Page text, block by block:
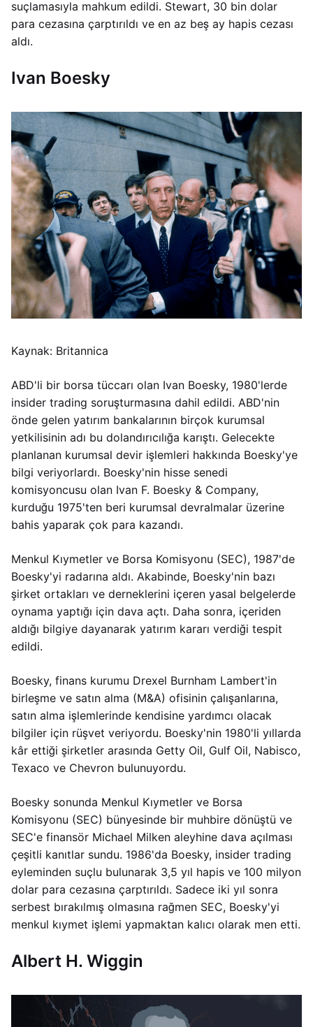
suçlamasıyla mahkum edildi. Stewart, 30 bin dolar
para cezasına çarptırıldı ve en az beş ay hapis cezası
aldı.
Ivan Boesky
Kaynak: Britannica
ABD'li bir borsa tüccarı olan Ivan Boesky, 1980'lerde
insider trading soruşturmasına dahil edildi. ABD'nin
önde gelen yatırım bankalarının birçok kurumsal
yetkilisinin adı bu dolandırıcılığa karıştı. Gelecekte
planlanan kurumsal devir işlemleri hakkında Boesky'ye
bilgi veriyorlardı. Boesky'nin hisse senedi
komisyoncusu olan Ivan F. Boesky & Company,
kurduğu 1975'ten beri kurumsal devralmalar üzerine
bahis yaparak çok para kazandı.
Menkul Kıymetler ve Borsa Komisyonu (SEC), 1987'de
Boesky'yi radarına aldı. Akabinde, Boesky'nin bazı
şirket ortakları ve derneklerini içeren yasal belgelerde
oynama yaptığı için dava açtı. Daha sonra, içeriden
aldığı bilgiye dayanarak yatırım kararı verdiği tespit
edildi.
Boesky, finans kurumu Drexel Burnham Lambert'in
birleşme ve satın alma (M&A) ofisinin çalışanlarına,
satın alma işlemlerinde kendisine yardımcı olacak
bilgiler için rüşvet veriyordu. Boesky'nin 1980'li yıllarda
kâr ettiği şirketler arasında Getty Oil, Gulf Oil, Nabisco,
Texaco ve Chevron bulunuyordu.
Boesky sonunda Menkul Kıymetler ve Borsa
Komisyonu (SEC) bünyesinde bir muhbire dönüştü ve
SEC'e finansör Michael Milken aleyhine dava açılması
çeşitli kanıtlar sundu. 1986'da Boesky, insider trading
eyleminden suçlu bulunarak 3,5 yıl hapis ve 100 milyon
dolar para cezasına çarptırıldı. Sadece iki yıl sonra
serbest bırakılmış olmasına rağmen SEC, Boesky'yi
menkul kıymet işlemi yapmaktan kalıcı olarak men etti.
Albert H. Wiggin